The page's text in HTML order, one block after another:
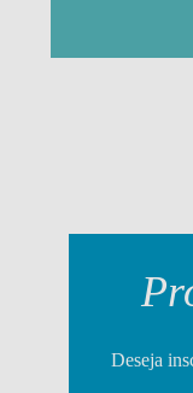
Deseja